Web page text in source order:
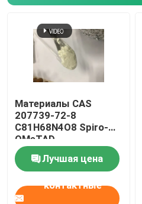
Материалы CAS
207739-72-8
C81H68N4O8 Spiro-
OMeTAD
органические
фотовольтайческие
Лучшая цена
контактные